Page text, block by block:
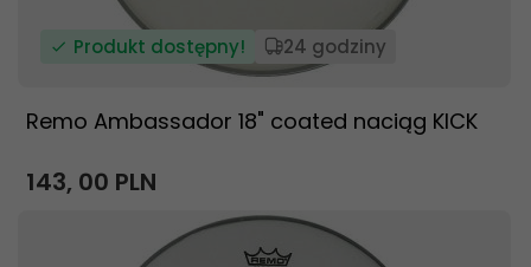
Produkt dostępny! 24 godziny
Remo Ambassador 18" coated naciąg KICK
143, 00 PLN